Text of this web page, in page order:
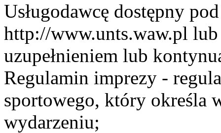
Usługodawcę dostępny
http://www.unts.waw.pl lub
uzupełnieniem lub
Regulamin imprezy -
sportowego, który określa
wydarzeniu;